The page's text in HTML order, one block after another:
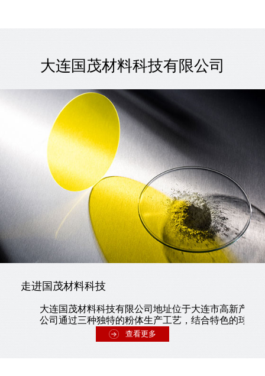
大连国茂材料科技有限公司
走进国茂材料科技
大连国茂材料科技有限公司地址位于大连市高新产业
公司通过三种独特的粉体生产工艺，结合特色的球磨分
查看更多